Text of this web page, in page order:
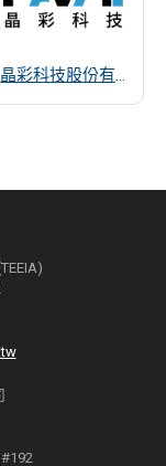
晶彩科技股份有限公司